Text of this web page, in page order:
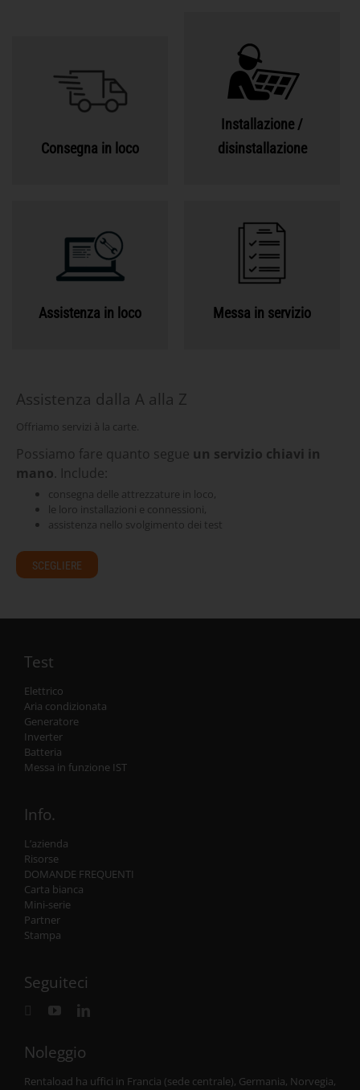
Consegna in loco
Installazione /
disinstallazione
Assistenza in loco Messa in servizio
Assistenza dalla A alla Z
Offriamo servizi à la carte.
Possiamo fare quanto segue un servizio chiavi in
mano. Include:
consegna delle attrezzature in loco,
le loro installazioni e connessioni,
assistenza nello svolgimento dei test
SCEGLIERE
Test
Elettrico
Aria condizionata
Generatore
Inverter
Batteria
Messa in funzione IST
Info.
L’azienda
Risorse
DOMANDE FREQUENTI
Carta bianca
Mini-serie
Partner
Stampa
Seguiteci
Noleggio
Rentaload ha uffici in Francia (sede centrale), Germania, Norvegia,